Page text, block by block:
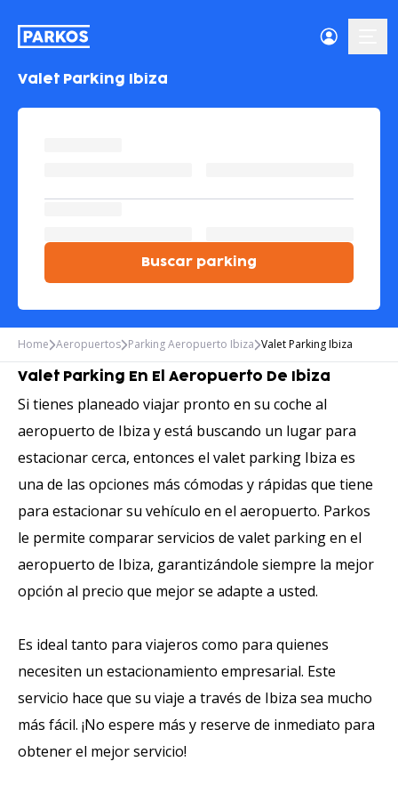
Valet Parking Ibiza
Buscar parking
Home Aeropuertos Parking Aeropuerto Ibiza Valet Parking Ibiza
Valet Parking En El Aeropuerto De Ibiza
Si tienes planeado viajar pronto en su coche al
aeropuerto de Ibiza y está buscando un lugar para
estacionar cerca, entonces el valet parking Ibiza es
una de las opciones más cómodas y rápidas que tiene
para estacionar su vehículo en el aeropuerto. Parkos
le permite comparar servicios de valet parking en el
aeropuerto de Ibiza, garantizándole siempre la mejor
opción al precio que mejor se adapte a usted.
Es ideal tanto para viajeros como para quienes
necesiten un estacionamiento empresarial. Este
servicio hace que su viaje a través de Ibiza sea mucho
más fácil. ¡No espere más y reserve de inmediato para
obtener el mejor servicio!